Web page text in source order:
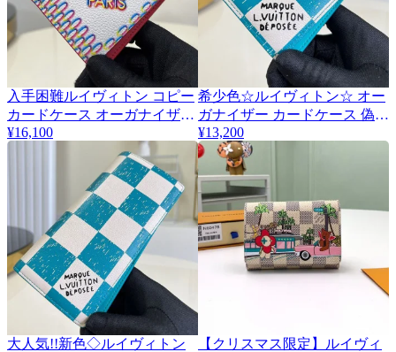
入手困難ルイヴィトン コピー
カードケース オーガナイザー
ドゥ ポッシュ M81468
¥16,100
希少色☆​ルイヴィトン☆ オー
ガナイザー カードケース 偽物
名刺入れ ダミエ N60494
¥13,200
大人気!!新色◇​ルイヴィトン
【クリスマス限定】​ルイヴィ